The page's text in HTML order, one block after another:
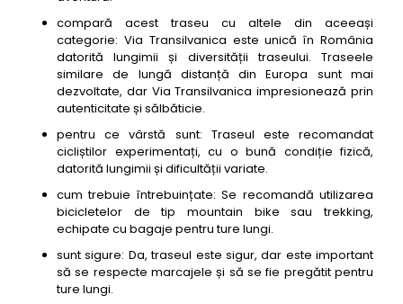
compară acest traseu cu altele din aceeași
categorie: Via Transilvanica este unică în România
datorită lungimii și diversității traseului. Traseele
similare de lungă distanță din Europa sunt mai
dezvoltate, dar Via Transilvanica impresionează prin
autenticitate și sălbăticie.
pentru ce vârstă sunt: Traseul este recomandat
cicliștilor experimentați, cu o bună condiție fizică,
datorită lungimii și dificultății variate.
cum trebuie întrebuințate: Se recomandă utilizarea
bicicletelor de tip mountain bike sau trekking,
echipate cu bagaje pentru ture lungi.
sunt sigure: Da, traseul este sigur, dar este important
să se respecte marcajele și să se fie pregătit pentru
ture lungi.